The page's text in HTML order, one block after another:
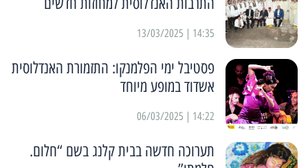
14:35 | 13/03/2025
פסטיבל ימי הפלמנקו: התזמורת האנדלוסית
אשדוד במופע מיוחד
14:22 | 06/03/2025
תערוכה חדשה בבית קלנג בשם “חלום.